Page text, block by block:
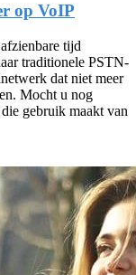
op VoIP
tijd
traditionele PSTN-
dat niet meer
Mocht u nog
gebruik maakt van